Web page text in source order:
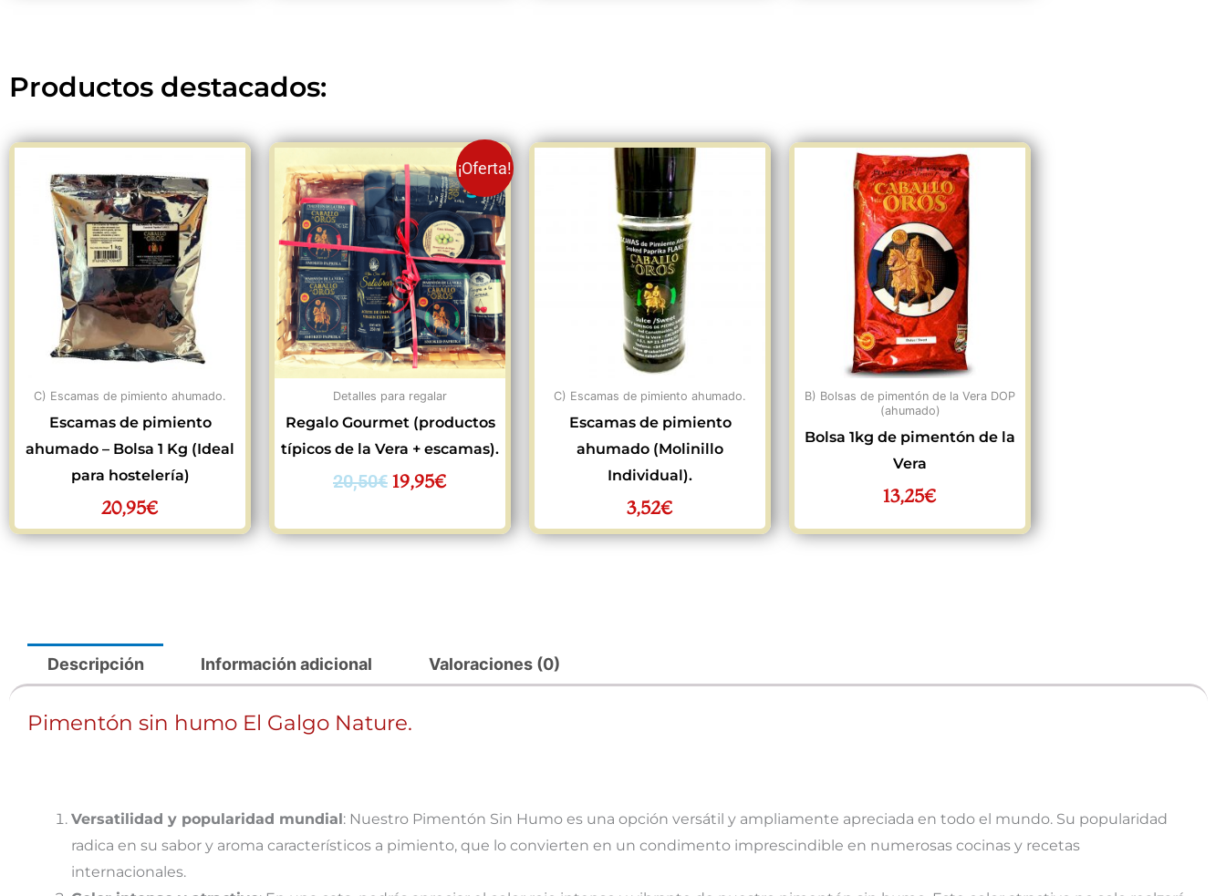
Productos destacados:
C) Escamas de pimiento ahumado.
Escamas de pimiento
ahumado – Bolsa 1 Kg (Ideal
para hostelería)
20,95€
¡Oferta!
Detalles para regalar
Regalo Gourmet (productos
típicos de la Vera + escamas).
20,50€
El
precio
original
era:
20,50€.
19,95€
El
precio
actual
es:
19,95€.
C) Escamas de pimiento ahumado.
Escamas de pimiento
ahumado (Molinillo
Individual).
3,52€
B) Bolsas de pimentón de la Vera DOP
(ahumado)
Bolsa 1kg de pimentón de la
Vera
13,25€
Descripción Información adicional Valoraciones (0)
Pimentón sin humo El Galgo Nature.
Versatilidad y popularidad mundial : Nuestro Pimentón Sin Humo es una opción versátil y ampliamente apreciada en todo el mundo. Su popularidad
radica en su sabor y aroma característicos a pimiento, que lo convierten en un condimento imprescindible en numerosas cocinas y recetas
internacionales.